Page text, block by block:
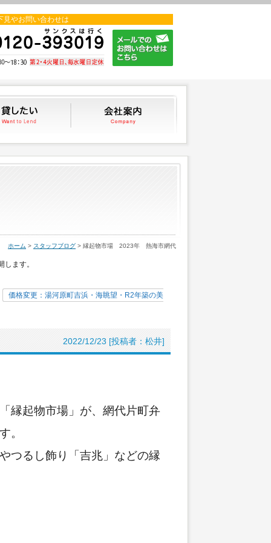
見やお問い合わせは
貸したい
ホーム > スタッフブログ > 縁起物市場 2023年 熱海市網代
ます。
価格変更：湯河原町吉浜・海眺望・R2年築の美
2022/12/23 [投稿者：松井]
縁起物市場」が、網代片町弁
。
つるし飾り「吉兆」などの縁